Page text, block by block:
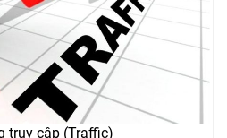
truy cập (Traffic)